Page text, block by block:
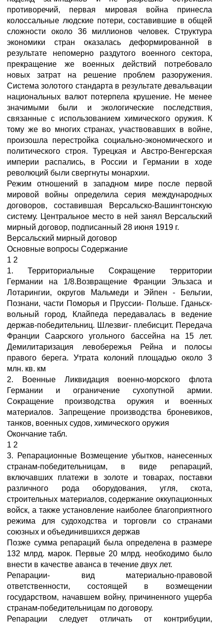
противоречий, первая мировая война принесла
колоссальные людские потери, составившие в общей
сложности около 36 миллионов человек. Структура
экономики стран оказалась деформированной в
результате непомерно раздутого военного сектора,
прекращение же военных действий потребовало
новых затрат на решение проблем разоружения.
Система золотого стандарта в результате девальвации
национальных валют потерпела крушение. Не менее
значимыми были и экологические последствия,
связанные с использованием химического оружия. К
тому же во многих странах, участвовавших в войне,
произошла перестройка социально-экономического и
политического строя. Турецкая и Австро-Венгерская
империи распались, в России и Германии в ходе
революций были свергнуты монархии.
Режим отношений в западном мире после первой
мировой войны определила серия международных
договоров, составившая Версальско-Вашингтонскую
систему. Центральное место в ней занял Версальский
мирный договор, подписанный 28 июня 1919 г.
Версальский мирный договор
Основные вопросы Содержание
1 2
1. Территориальные Сокращение территории
Германии на 1/8.Возвращение Франции Эльзаса и
Лотарингии, округов Мальмеди и Эйпен - Бельгии,
Познани, части Поморья и Пруссии- Польше. Гданьск-
вольный город, Клайпеда передавалась в ведение
держав-победительниц. Шлезвиг- плебисцит. Передача
Франции Саарского угольного бассейна на 15 лет.
Демилитаризация левобережья Рейна и полосы
правого берега. Утрата колоний площадью около 3
млн. кв. км
2. Военные Ликвидация военно-морского флота
Германии и ограничение сухопутной армии.
Сокращение производства оружия и военных
материалов. Запрещение производства броневиков,
танков, военных судов, химического оружия
Окончание табл.
1 2
3. Репарационные Возмещение убытков, нанесенных
странам-победительницам, в виде репараций,
включавших платежи в золоте и товарах, поставки
различного рода оборудования, угля, скота,
строительных материалов, содержание оккупационных
войск, а также установление наиболее благоприятного
режима для судоходства и торговли со странами
союзных и объединившихся держав
Позже сумма репараций была определена в размере
132 млрд. марок. Первые 20 млрд. необходимо было
внести в качестве аванса в течение двух лет.
Репарации- вид материально-правовой
ответственности, состоящей в возмещении
государством, начавшем войну, причиненного ущерба
странам-победительницам по договору.
Репарации следует отличать от контрибуции,